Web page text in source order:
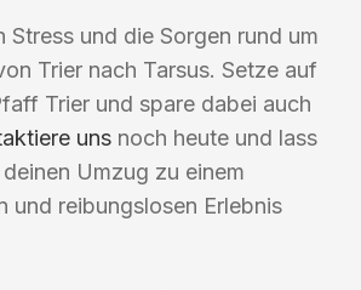
Stress und die Sorgen rund um
Trier nach Tarsus. Setze auf
Trier und spare dabei auch
uns noch heute und lass
Umzug zu einem
und reibungslosen Erlebnis